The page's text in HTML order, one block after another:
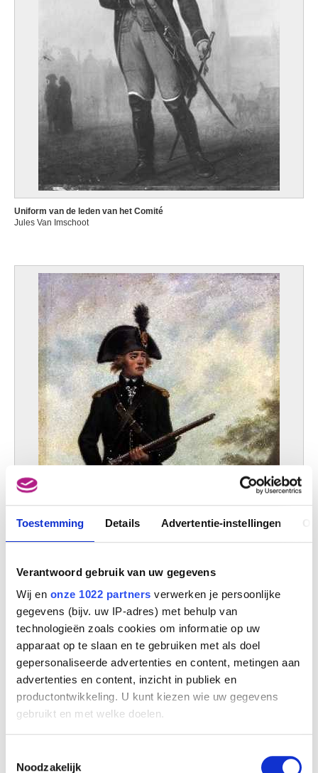
Toestemming Details Advertentie-instellingen
Verantwoord gebruik van uw gegevens
Wij en onze 1022 partners verwerken je persoonlijke
gegevens (bijv. uw IP-adres) met behulp van
technologieën zoals cookies om informatie op uw
apparaat op te slaan en te gebruiken met als doel
gepersonaliseerde advertenties en content, metingen aan
advertenties en content, inzicht in publiek en
productontwikkeling. U kunt kiezen wie uw gegevens
gebruikt en met welke doelen.
Informatie verzamelen over uw geografische
Noodzakelijk
Uniform van de leden van het Comité
Jules Van Imschoot
Vrijwilligers van Aalst, infanterie, Jagers, soldaat
Jules Van Imschoot